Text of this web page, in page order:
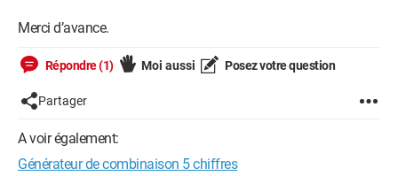
Merci d’avance.
Répondre (1) Moi aussi Posez votre question
Partager
A voir également:
Générateur de combinaison 5 chiffres